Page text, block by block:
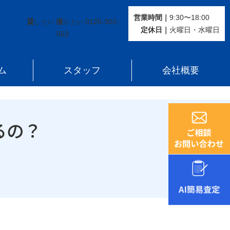
貸し たい 借り たい 0120-302-
563
営業時間｜ 9:30〜18:00
定休⽇｜ 火曜⽇・水曜⽇
スタッフ 会社概要
？